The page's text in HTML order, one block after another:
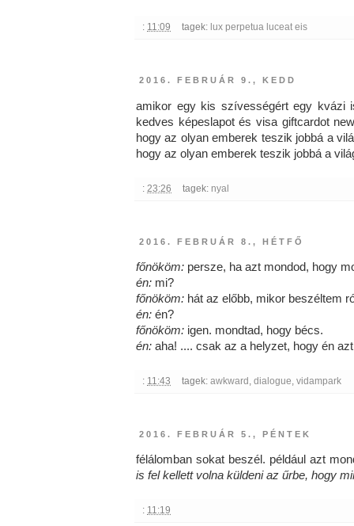
: 11:09 tagek: lux perpetua luceat eis
2016. FEBRUÁR 9., KEDD
amikor egy kis szívességért egy kvázi
kedves képeslapot és visa giftcardot
hogy az olyan emberek teszik jobbá a
hogy az olyan emberek teszik jobbá a
: 23:26 tagek: nyal
2016. FEBRUÁR 8., HÉTFŐ
főnököm: persze, ha azt mondod, hogy
én: mi?
főnököm: hát az előbb, mikor beszéltem
én: én?
főnököm: igen. mondtad, hogy bécs.
én: aha! .... csak az a helyzet, hogy én
: 11:43 tagek: awkward dialogue vidampark
2016. FEBRUÁR 5., PÉNTEK
félálomban sokat beszél. például azt
is fel kellett volna küldeni az űrbe, hogy
: 11:19